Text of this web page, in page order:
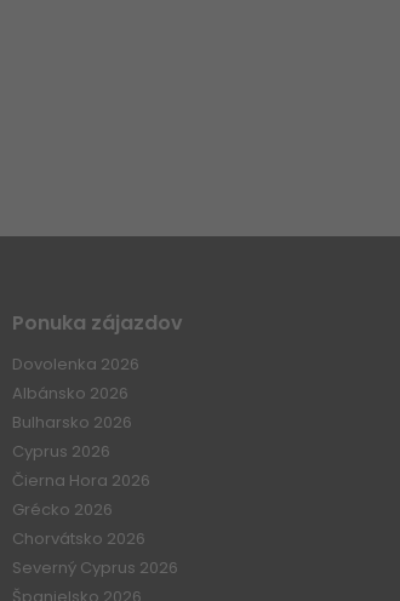
Ponuka zájazdov
Dovolenka 2026
Albánsko 2026
Bulharsko 2026
Cyprus 2026
Čierna Hora 2026
Grécko 2026
Chorvátsko 2026
Severný Cyprus 2026